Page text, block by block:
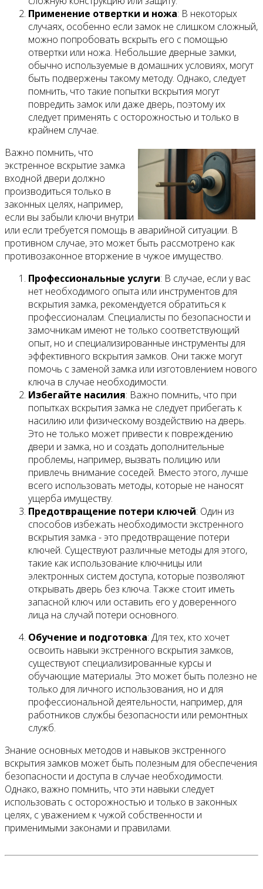
Применение отвертки и ножа: В некоторых
случаях, особенно если замок не слишком сложный,
можно попробовать вскрыть его с помощью
отвертки или ножа. Небольшие дверные замки,
обычно используемые в домашних условиях, могут
быть подвержены такому методу. Однако, следует
помнить, что такие попытки вскрытия могут
повредить замок или даже дверь, поэтому их
следует применять с осторожностью и только в
крайнем случае.
Важно помнить, что
экстренное вскрытие замка
входной двери должно
производиться только в
законных целях, например,
если вы забыли ключи внутри
или если требуется помощь в аварийной ситуации. В
противном случае, это может быть рассмотрено как
противозаконное вторжение в чужое имущество.
Профессиональные услуги: В случае, если у вас
нет необходимого опыта или инструментов для
вскрытия замка, рекомендуется обратиться к
профессионалам. Специалисты по безопасности и
замочникам имеют не только соответствующий
опыт, но и специализированные инструменты для
эффективного вскрытия замков. Они также могут
помочь с заменой замка или изготовлением нового
ключа в случае необходимости.
Избегайте насилия: Важно помнить, что при
попытках вскрытия замка не следует прибегать к
насилию или физическому воздействию на дверь.
Это не только может привести к повреждению
двери и замка, но и создать дополнительные
проблемы, например, вызвать полицию или
привлечь внимание соседей. Вместо этого, лучше
всего использовать методы, которые не наносят
ущерба имуществу.
Предотвращение потери ключей: Один из
способов избежать необходимости экстренного
вскрытия замка - это предотвращение потери
ключей. Существуют различные методы для этого,
такие как использование ключницы или
электронных систем доступа, которые позволяют
открывать дверь без ключа. Также стоит иметь
запасной ключ или оставить его у доверенного
лица на случай потери основного.
Обучение и подготовка: Для тех, кто хочет
освоить навыки экстренного вскрытия замков,
существуют специализированные курсы и
обучающие материалы. Это может быть полезно не
только для личного использования, но и для
профессиональной деятельности, например, для
работников службы безопасности или ремонтных
служб.
Знание основных методов и навыков экстренного
вскрытия замков может быть полезным для обеспечения
безопасности и доступа в случае необходимости.
Однако, важно помнить, что эти навыки следует
использовать с осторожностью и только в законных
целях, с уважением к чужой собственности и
применимыми законами и правилами.